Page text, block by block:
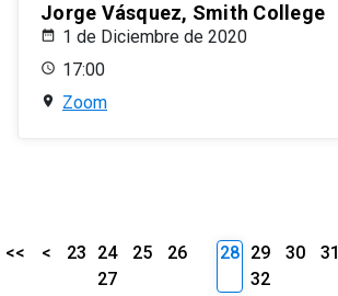
Jorge Vásquez, Smith College
1 de Diciembre de 2020
17:00
Zoom
<< < 23 24 25
26
27
28 29 30
31
32